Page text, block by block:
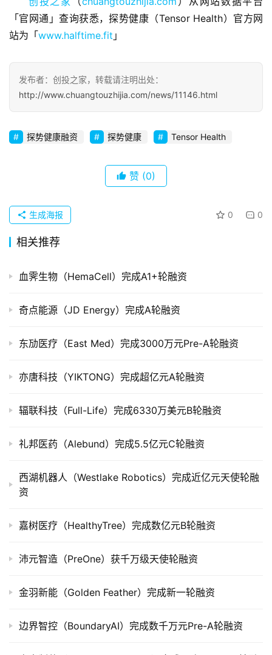
道
业
观
察
创
牌
布
并
重
上
投
据
业
院
「官网通」查询获悉，探势健康（Tensor Health）官方网
站为「www.halftime.fit 」
发布者：创投之家，转载请注明出处：
http://www.chuangtouzhijia.com/news/11146.html
探势健康融资 探势健康 Tensor Health
赞 (0)
0 0
生成海报
相关推荐
血霁生物（HemaCell）完成A1+轮融资
奇点能源（JD Energy）完成A轮融资
东劢医疗（East Med）完成3000万元Pre-A轮融资
亦唐科技（YIKTONG）完成超亿元A轮融资
辐联科技（Full-Life）完成6330万美元B轮融资
礼邦医药（Alebund）完成5.5亿元C轮融资
西湖机器人（Westlake Robotics）完成近亿元天使轮融
资
嘉树医疗（HealthyTree）完成数亿元B轮融资
沛元智造（PreOne）获千万级天使轮融资
金羽新能（Golden Feather）完成新一轮融资
边界智控（BoundaryAI）完成数千万元Pre-A轮融资